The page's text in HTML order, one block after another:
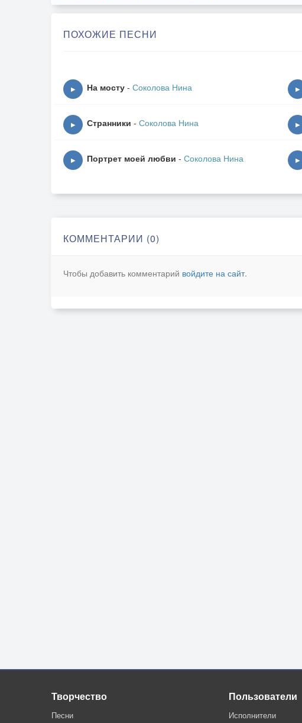
ПОХОЖИЕ ПЕСНИ
▶ На мосту - Соколова Нина ▶
▶ Странники - Соколова Нина ▶
▶ Портрет моей любви - Соколова Нина ▶
КОММЕНТАРИИ (0)
Чтобы добавить комментарий войдите на сайт.
Творчество
Песни
Пользователи
Исполнители